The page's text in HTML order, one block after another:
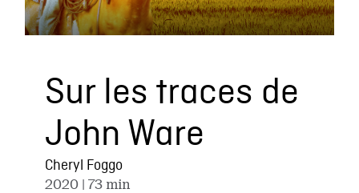
Sur les traces de
John Ware
Cheryl Foggo
2020 | 73 min